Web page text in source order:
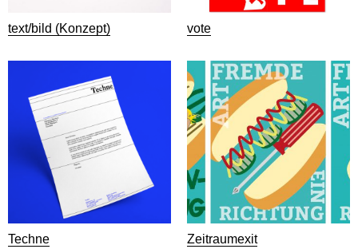
text/bild (Konzept) vote
Techne Zeitraumexit